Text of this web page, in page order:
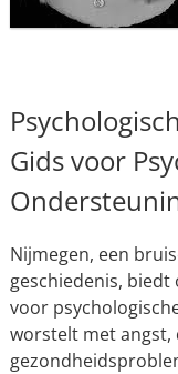
Gids voor
Nijmegen, een
geschiedenis, biedt
voor
worstelt met angst,